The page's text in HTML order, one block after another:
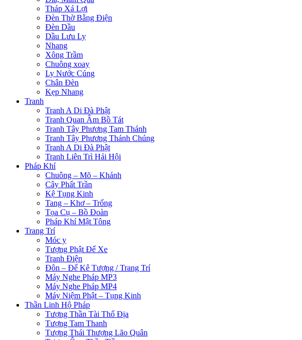
Tháp Xá Lợi
Đèn Thờ Bằng Điện
Đèn Dầu
Dầu Lưu Ly
Nhang
Xông Trầm
Chuông xoay
Ly Nước Cúng
Chân Đèn
Kẹp Nhang
Tranh
Tranh A Di Đà Phật
Tranh Quan Âm Bồ Tát
Tranh Tây Phương Tam Thánh
Tranh Tây Phương Thánh Chúng
Tranh A Di Đà Phật
Tranh Liên Trì Hải Hội
Pháp Khí
Chuông – Mõ – Khánh
Cây Phất Trần
Kệ Tụng Kinh
Tang – Khơ – Trống
Tọa Cụ – Bồ Đoàn
Pháp Khí Mật Tông
Trang Trí
Móc y
Tượng Phật Để Xe
Tranh Điện
Đôn – Đế Kê Tượng / Trang Trí
Máy Nghe Pháp MP3
Máy Nghe Pháp MP4
Máy Niệm Phật – Tụng Kinh
Thần Linh Hộ Pháp
Tượng Thần Tài Thổ Địa
Tượng Tam Thanh
Tượng Thái Thượng Lão Quân